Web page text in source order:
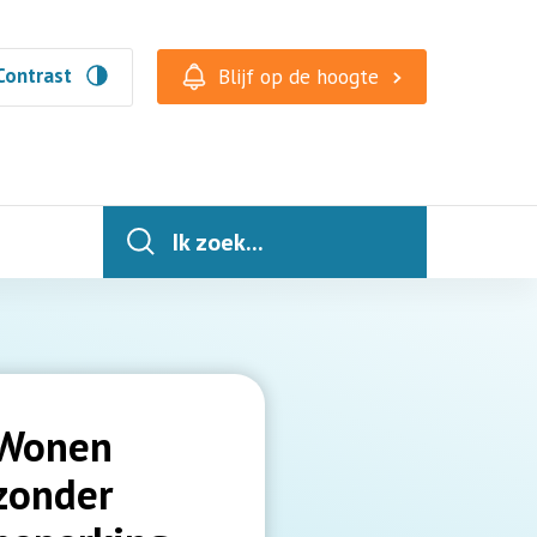
Blijf op de hoogte
Ik zoek...